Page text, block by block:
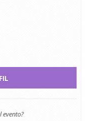
evento?